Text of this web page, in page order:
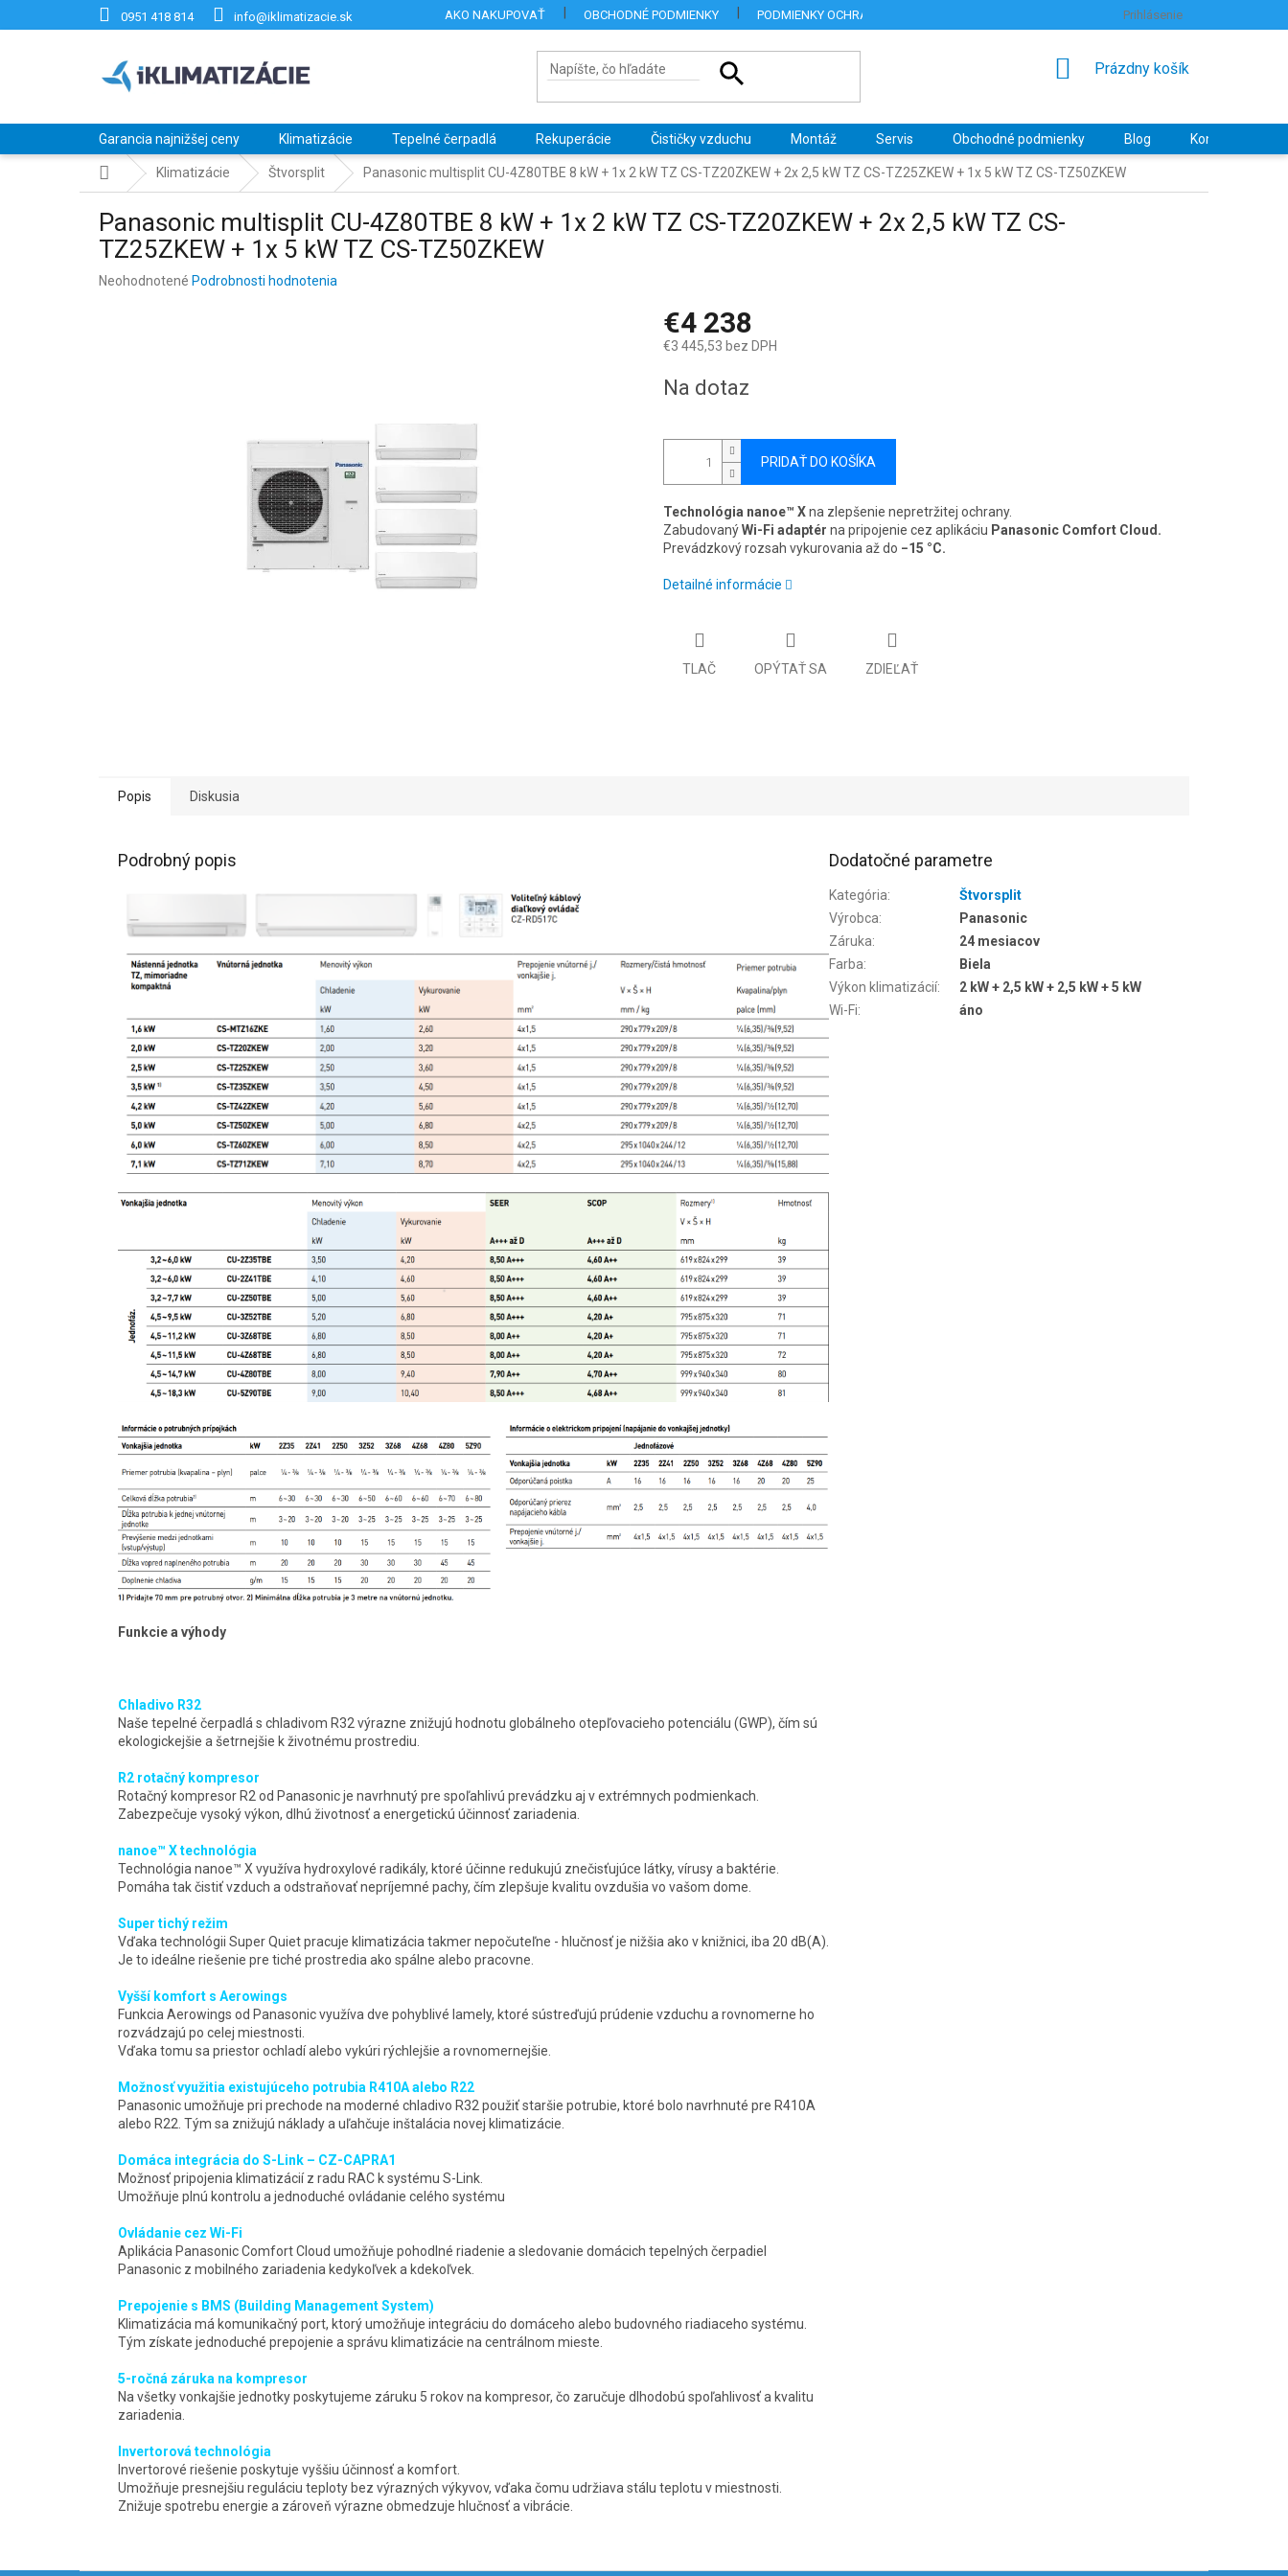
0951 418 814 info@iklimatizacie.sk AKO NAKUPOVAŤ OBCHODNÉ PODMIENKY PODMIENKY OCHRANY OSOBNÝCH ÚDAJOV HODNOTENIE OBCHODU
Prihlásenie
NÁKUPNÝ
Prázdny košík
Garancia najnižšej ceny Klimatizácie Tepelné čerpadlá Rekuperácie Čističky vzduchu Montáž Servis Obchodné podmienky Blog Kontakty
DomovKlimatizácie Štvorsplit Panasonic multisplit CU-4Z80TBE 8 kW + 1x 2 kW TZ CS-TZ20ZKEW + 2x 2,5 kW TZ CS-TZ25ZKEW + 1x 5 kW TZ CS-TZ50ZKEW
Panasonic multisplit CU-4Z80TBE 8 kW + 1x 2 kW TZ CS-TZ20ZKEW + 2x 2,5 kW TZ CS-
TZ25ZKEW + 1x 5 kW TZ CS-TZ50ZKEW
Priemerné
Neohodnotené Podrobnosti hodnotenia
€4 238
€3 445,53 bez DPH
cena:
Na dotaz
PRIDAŤ DO KOŠÍKA
Technológia nanoe™ Xna zlepšenie nepretržitej ochrany.
ZabudovanýWi-Fi adaptér na pripojenie cez aplikáciu Panasonic Comfort Cloud.
Prevádzkový rozsah vykurovania až do −15 °C.
Detailné informácie
TLAČ OPÝTAŤ SA ZDIEĽAŤ
Popis Diskusia
Podrobný popis
Funkcie a výhody
Chladivo R32
Naše tepelné čerpadlá s chladivom R32 výrazne znižujú hodnotu globálneho otepľovacieho potenciálu (GWP), čím sú
ekologickejšie a šetrnejšie k životnému prostrediu.
R2 rotačný kompresor
Rotačný kompresor R2 od Panasonic je navrhnutý pre spoľahlivú prevádzku aj v extrémnych podmienkach.
Zabezpečuje vysoký výkon, dlhú životnosť a energetickú účinnosť zariadenia.
nanoe™ X technológia
Technológia nanoe™ X využíva hydroxylové radikály, ktoré účinne redukujú znečisťujúce látky, vírusy a baktérie.
Pomáha tak čistiť vzduch a odstraňovať nepríjemné pachy, čím zlepšuje kvalitu ovzdušia vo vašom dome.
Super tichý režim
Vďaka technológii Super Quiet pracuje klimatizácia takmer nepočuteľne - hlučnosť je nižšia ako v knižnici, iba 20 dB(A).
Je to ideálne riešenie pre tiché prostredia ako spálne alebo pracovne.
Vyšší komfort s Aerowings
Funkcia Aerowings od Panasonic využíva dve pohyblivé lamely, ktoré sústreďujú prúdenie vzduchu a rovnomerne ho
rozvádzajú po celej miestnosti.
Vďaka tomu sa priestor ochladí alebo vykúri rýchlejšie a rovnomernejšie.
Možnosť využitia existujúceho potrubia R410A alebo R22
Panasonic umožňuje pri prechode na moderné chladivo R32 použiť staršie potrubie, ktoré bolo navrhnuté pre R410A
alebo R22. Tým sa znižujú náklady a uľahčuje inštalácia novej klimatizácie.
Domáca integrácia do S-Link – CZ-CAPRA1
Možnosť pripojenia klimatizácií z radu RAC k systému S-Link.
Umožňuje plnú kontrolu a jednoduché ovládanie celého systému
Ovládanie cez Wi-Fi
Aplikácia Panasonic Comfort Cloud umožňuje pohodlné riadenie a sledovanie domácich tepelných čerpadiel
Panasonic z mobilného zariadenia kedykoľvek a kdekoľvek.
Prepojenie s BMS (Building Management System)
Klimatizácia má komunikačný port, ktorý umožňuje integráciu do domáceho alebo budovného riadiaceho systému.
Tým získate jednoduché prepojenie a správu klimatizácie na centrálnom mieste.
5-ročná záruka na kompresor
Na všetky vonkajšie jednotky poskytujeme záruku 5 rokov na kompresor, čo zaručuje dlhodobú spoľahlivosť a kvalitu
zariadenia.
Invertorová technológia
Invertorové riešenie poskytuje vyššiu účinnosť a komfort.
Umožňuje presnejšiu reguláciu teploty bez výrazných výkyvov, vďaka čomu udržiava stálu teplotu v miestnosti.
Znižuje spotrebu energie a zároveň výrazne obmedzuje hlučnosť a vibrácie.
Dodatočné parametre
Kategória:
Štvorsplit
Výrobca:
Panasonic
Záruka:
24 mesiacov
Farba:
Biela
Výkon klimatizácií:
2 kW + 2,5 kW + 2,5 kW + 5 kW
Wi-Fi: áno